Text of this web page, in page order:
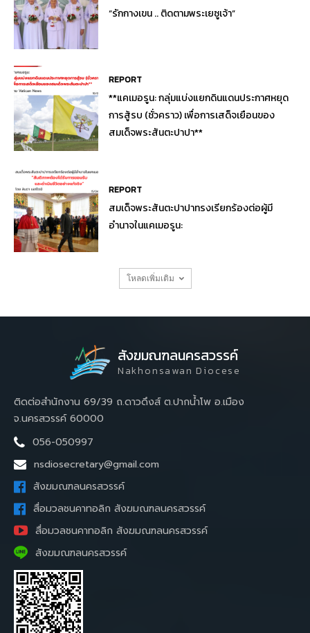
“รักกางเขน .. ติดตามพระเยซูเจ้า”
REPORT
**แคเมอรูน: กลุ่มแบ่งแยกดินแดนประกาศหยุด
การสู้รบ (ชั่วคราว) เพื่อการเสด็จเยือนของ
สมเด็จพระสันตะปาปา**
REPORT
สมเด็จพระสันตะปาปาทรงเรียกร้องต่อผู้มี
อำนาจในแคเมอรูน:
โหลดเพิ่มเติม
สังฆมณฑลนครสวรรค์
Nakhonsawan Diocese
ติดต่อสำนักงาน 69/39 ถ.ดาวดึงส์ ต.ปากน้ำโพ อ.เมือง
จ.นครสวรรค์ 60000
056-050997
nsdiosecretary@gmail.com
สังฆมณฑลนครสวรรค์
สื่อมวลชนคาทอลิก สังฆมณฑลนครสวรรค์
สื่อมวลชนคาทอลิก สังฆมณฑลนครสวรรค์
สังฆมณฑลนครสวรรค์